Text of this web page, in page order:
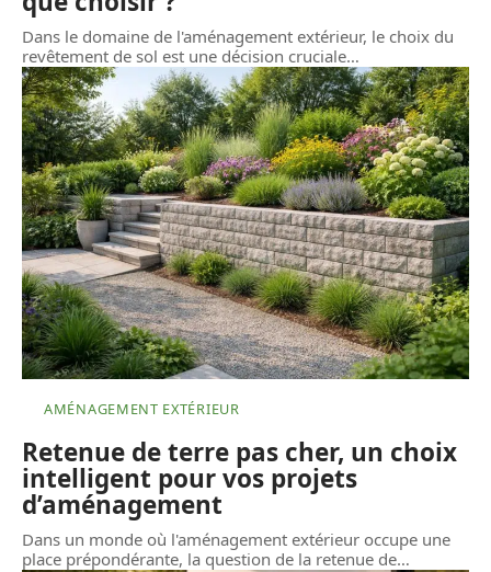
Dans le domaine de l'aménagement extérieur, le choix du
revêtement de sol est une décision cruciale…
AMÉNAGEMENT EXTÉRIEUR
Retenue de terre pas cher, un choix
intelligent pour vos projets
d’aménagement
Dans un monde où l'aménagement extérieur occupe une
place prépondérante, la question de la retenue de…